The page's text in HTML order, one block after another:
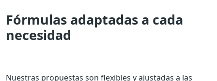
Fórmulas adaptadas a cada
necesidad
Nuestras propuestas son flexibles y ajustadas a las